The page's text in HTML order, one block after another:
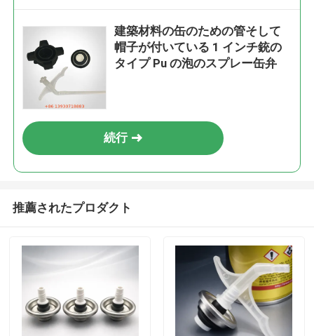
建築材料の缶のための管そして
帽子が付いている 1 インチ銃の
タイプ Pu の泡のスプレー缶弁
続行
推薦されたプロダクト